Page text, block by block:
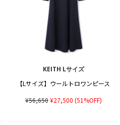
KEITH Lサイズ
【Lサイズ】ウールトロワンピース
¥56,650¥27,500 (51%OFF)